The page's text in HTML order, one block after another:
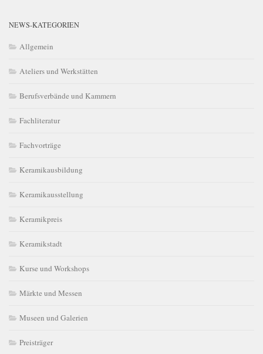
NEWS-KATEGORIEN
Allgemein
Ateliers und Werkstätten
Berufsverbände und Kammern
Fachliteratur
Fachvorträge
Keramikausbildung
Keramikausstellung
Keramikpreis
Keramikstadt
Kurse und Workshops
Märkte und Messen
Museen und Galerien
Preisträger